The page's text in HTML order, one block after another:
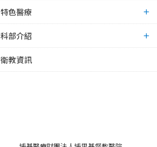
特色醫療
科部介紹
衛教資訊